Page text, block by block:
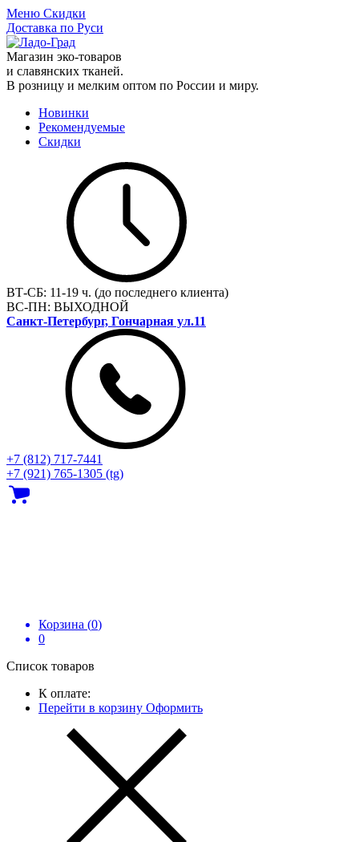
Меню Скидки
Доставка по Руси
Магазин эко-товаров
и славянских тканей.
В розницу и мелким оптом по России и миру.
Новинки
Рекомендуемые
Скидки
ВТ-СБ: 11-19 ч. (до последнего клиента)
ВС-ПН: ВЫХОДНОЙ
Санкт-Петербург, Гончарная ул.11
+7 (812) 717‑7441
+7 (921) 765-1305 (tg)
Корзина (0)
0
Список товаров
К оплате:
Перейти в корзину Оформить